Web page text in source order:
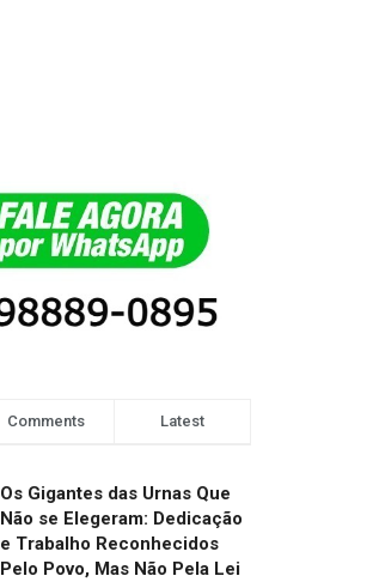
Comments Latest
Os Gigantes das Urnas Que
Não se Elegeram: Dedicação
e Trabalho Reconhecidos
Pelo Povo, Mas Não Pela Lei